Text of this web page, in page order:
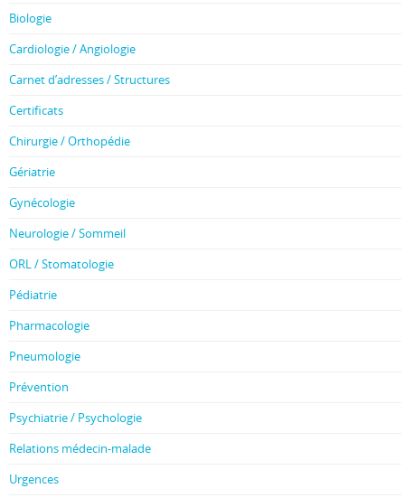
Biologie
Cardiologie / Angiologie
Carnet d’adresses / Structures
Certificats
Chirurgie / Orthopédie
Gériatrie
Gynécologie
Neurologie / Sommeil
ORL / Stomatologie
Pédiatrie
Pharmacologie
Pneumologie
Prévention
Psychiatrie / Psychologie
Relations médecin-malade
Urgences